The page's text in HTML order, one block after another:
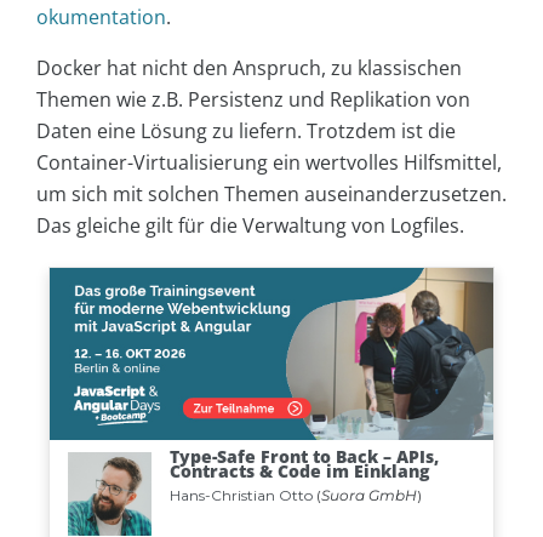
okumentation.
Docker hat nicht den Anspruch, zu klassischen
Themen wie z.B. Persistenz und Replikation von
Daten eine Lösung zu liefern. Trotzdem ist die
Container-Virtualisierung ein wertvolles Hilfsmittel,
um sich mit solchen Themen auseinanderzusetzen.
Das gleiche gilt für die Verwaltung von Logfiles.